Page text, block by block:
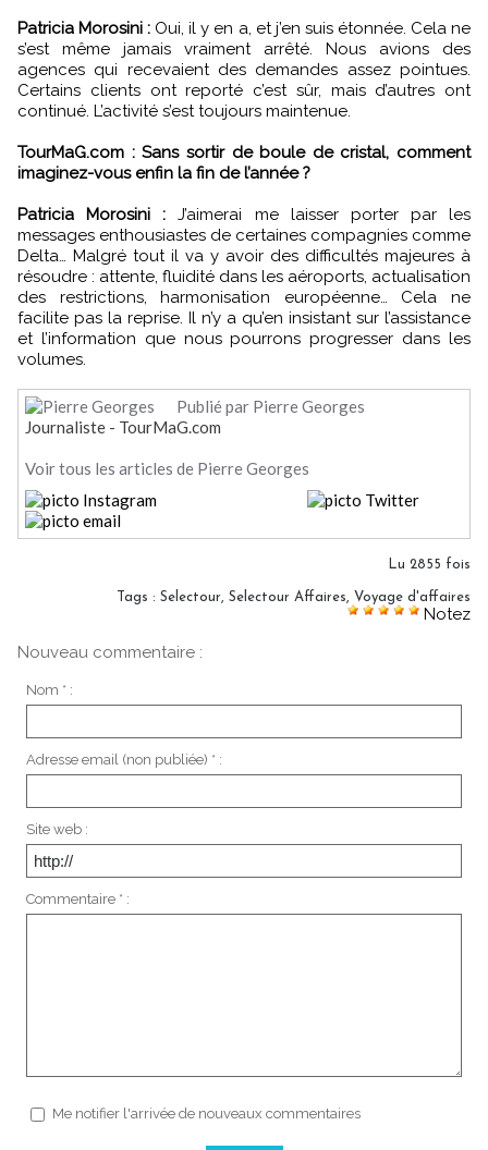
Patricia Morosini : Oui, il y en a, et j’en suis étonnée. Cela ne
s’est même jamais vraiment arrêté. Nous avions des
agences qui recevaient des demandes assez pointues.
Certains clients ont reporté c’est sûr, mais d’autres ont
continué. L’activité s’est toujours maintenue.
TourMaG.com : Sans sortir de boule de cristal, comment
imaginez-vous enfin la fin de l’année ?
Patricia Morosini : J’aimerai me laisser porter par les
messages enthousiastes de certaines compagnies comme
Delta… Malgré tout il va y avoir des difficultés majeures à
résoudre : attente, fluidité dans les aéroports, actualisation
des restrictions, harmonisation européenne… Cela ne
facilite pas la reprise. Il n’y a qu’en insistant sur l’assistance
et l’information que nous pourrons progresser dans les
volumes.
Publié par Pierre Georges
Journaliste - TourMaG.com
Voir tous les articles de Pierre Georges
Lu 2855 fois
Tags : Selectour Selectour Affaires Voyage d'affaires
Notez
Nouveau commentaire :
Nom * :
Adresse email (non publiée) * :
Site web :
Commentaire * :
Me notifier l'arrivée de nouveaux commentaires